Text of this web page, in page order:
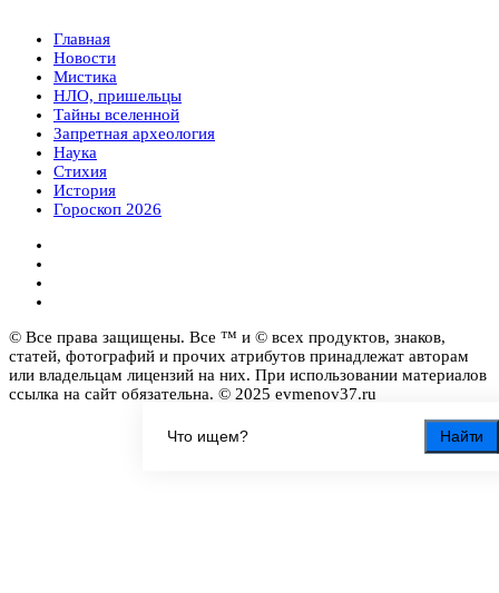
Найти
Главная
Новости
Мистика
НЛО, пришельцы
Тайны вселенной
Запретная археология
Наука
Стихия
История
Гороскоп 2026
© Все права защищены. Все ™ и © всех продуктов, знаков,
статей, фотографий и прочих атрибутов принадлежат авторам
или владельцам лицензий на них. При использовании материалов
ссылка на сайт обязательна. © 2025 evmenov37.ru